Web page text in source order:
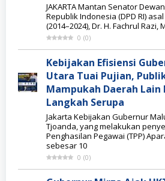
JAKARTA Mantan Senator
Republik Indonesia (DPD RI)
(2014–2024), Dr. H. Fachrul Razi,
0 (0)
Kebijakan Efisiensi
Utara Tuai Pujian,
Mampukah Daerah
Langkah Serupa
Jakarta Kebijakan Gubernur
Tjoanda, yang melakukan
Penghasilan Pegawai (TPP)
sebesar 10
0 (0)